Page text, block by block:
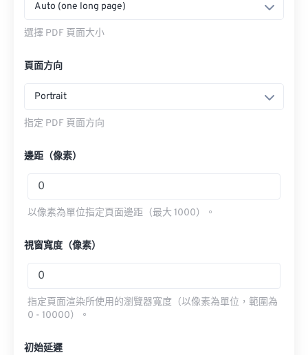
Auto (one long page)
選擇 PDF 頁面大小
頁面方向
Portrait
指定 PDF 頁面方向
邊距（像素）
以像素為單位指定頁面邊距（最大 1000）。
視窗寬度（像素）
指定頁面渲染所使用的瀏覽器寬度（以像素為單位，範圍為
0 - 10000）。
初始延遲